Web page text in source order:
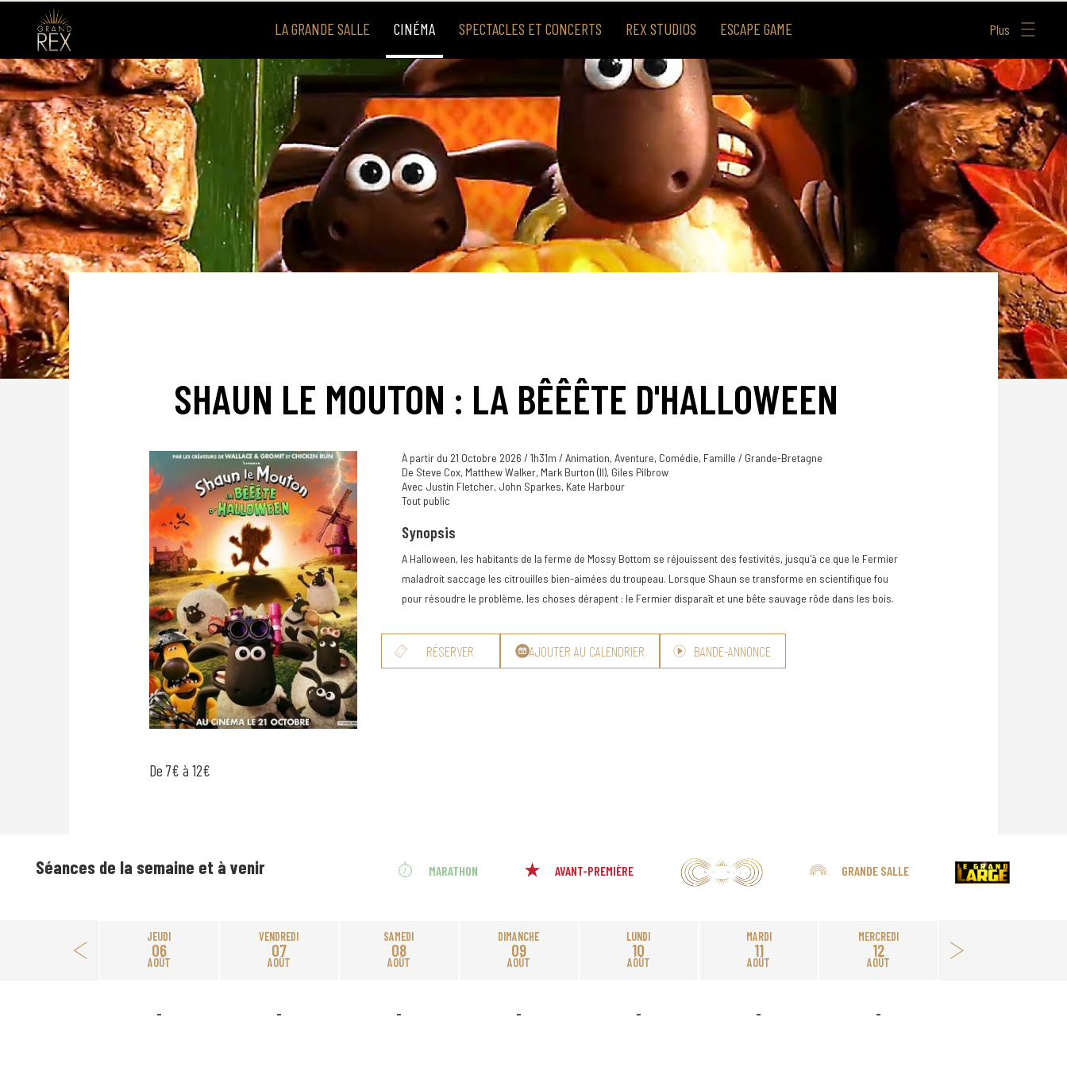
LA GRANDE SALLE CINÉMA SPECTACLES ET CONCERTS REX STUDIOS ESCAPE GAME Plus
SHAUN LE MOUTON : LA BÊÊÊTE D'HALLOWEEN
De 7€ à 12€
À partir du 21 Octobre 2026 / 1h31m / Animation, Aventure, Comédie, Famille / Grande-Bretagne
De Steve Cox, Matthew Walker, Mark Burton (II), Giles Pilbrow
Avec Justin Fletcher, John Sparkes, Kate Harbour
Tout public
Synopsis
A Halloween, les habitants de la ferme de Mossy Bottom se réjouissent des festivités, jusqu'à ce que le Fermier
maladroit saccage les citrouilles bien-aimées du troupeau. Lorsque Shaun se transforme en scientifique fou
pour résoudre le problème, les choses dérapent : le Fermier disparaît et une bête sauvage rôde dans les bois.
RÉSERVER AJOUTER AU CALENDRIER BANDE-ANNONCE
Séances de la semaine et à venir MARATHON AVANT-PREMIÈRE GRANDE SALLE
JEUDI
06
AOÛT
VENDREDI
07
AOÛT
SAMEDI
08
AOÛT
DIMANCHE
09
AOÛT
LUNDI
10
AOÛT
MARDI
11
AOÛT
MERCREDI
12
AOÛT
- - - - - - -